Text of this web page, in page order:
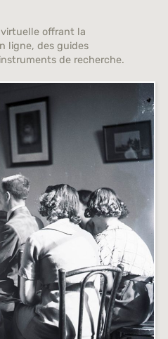
offrant la
ligne, des guides
de recherche.